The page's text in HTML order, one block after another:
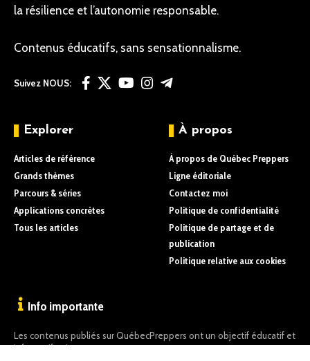
la résilience et l’autonomie responsable.
Contenus éducatifs, sans sensationnalisme.
Suivez NOUS:
Explorer
Articles de référence
Grands thèmes
Parcours & séries
Applications concrètes
Tous les articles
À propos
À propos de Québec Preppers
Ligne éditoriale
Contactez moi
Politique de confidentialité
Politique de partage et de
publication
Politique relative aux cookies
Info importante
Les contenus publiés sur QuébecPreppers ont un objectif éducatif et
informatif uniquement.